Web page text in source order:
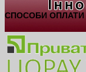
СПОСОБИ ОПЛАТИ